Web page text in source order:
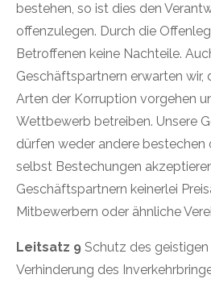
bestehen, so ist dies den
offenzulegen. Durch die
Betroffenen keine Nachteile.
Geschäftspartnern erwarten wir,
Arten der Korruption vorgehen
Wettbewerb betreiben. Unsere
dürfen weder andere bestechen
selbst Bestechungen
Geschäftspartnern keinerlei
Mitbewerbern oder ähnliche
Leitsatz 9 Schutz des
Verhinderung des